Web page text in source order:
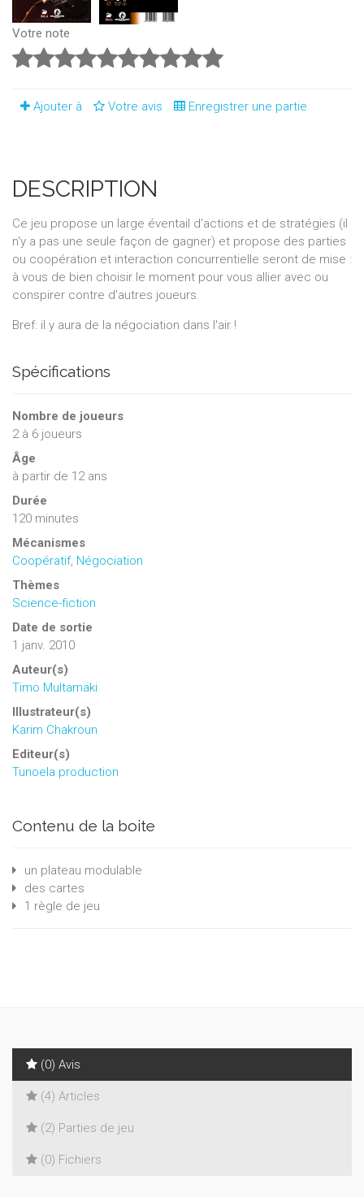
Votre note
Ajouter à Votre avis Enregistrer une partie
DESCRIPTION
Ce jeu propose un large éventail d'actions et de stratégies (il
n'y a pas une seule façon de gagner) et propose des parties
ou coopération et interaction concurrentielle seront de mise :
à vous de bien choisir le moment pour vous allier avec ou
conspirer contre d'autres joueurs.
Bref: il y aura de la négociation dans l'air !
Spécifications
Nombre de joueurs
2à 6 joueurs
Âge
à partir de 12 ans
Durée
120 minutes
Mécanismes
Coopératif, Négociation
Thèmes
Science-fiction
Date de sortie
1 janv. 2010
Auteur(s)
Timo Multamäki
Illustrateur(s)
Karim Chakroun
Editeur(s)
Tunoela production
Contenu de la boite
un plateau modulable
des cartes
1 règle de jeu
(0) Avis
(4) Articles
(2) Parties de jeu
(0) Fichiers